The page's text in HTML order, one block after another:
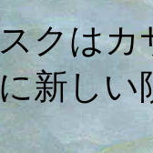
クは
新しい